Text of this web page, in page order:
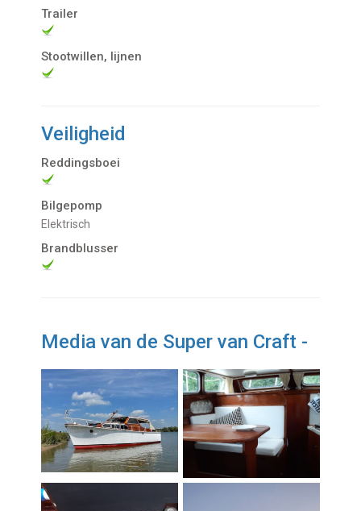
Trailer
Stootwillen, lijnen
Veiligheid
Reddingsboei
Bilgepomp
Elektrisch
Brandblusser
Media van de Super van Craft -